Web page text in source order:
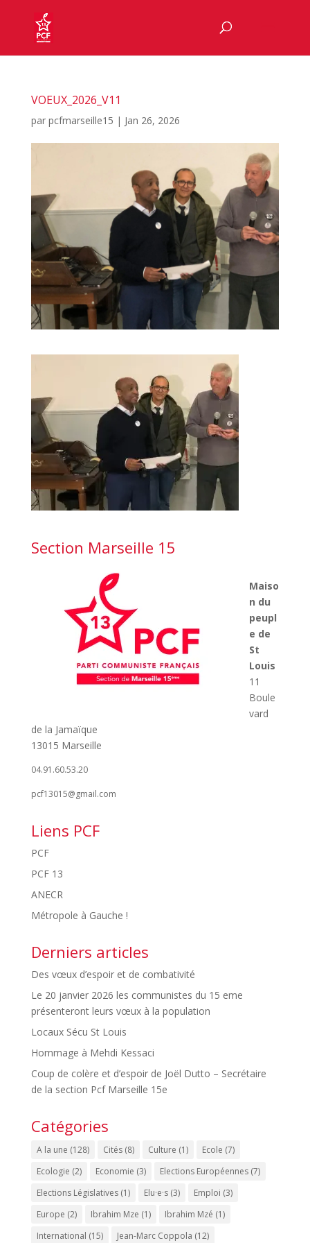
VOEUX_2026_V11
par pcfmarseille15 | Jan 26, 2026
Section Marseille 15
Maiso
n du
peupl
e de
St
Louis
11
Boule
vard
de la Jamaïque
13015 Marseille
04.91.60.53.20
pcf13015@gmail.com
Liens PCF
PCF
PCF 13
ANECR
Métropole à Gauche !
Derniers articles
Des vœux d’espoir et de combativité
Le 20 janvier 2026 les communistes du 15 eme
présenteront leurs vœux à la population
Locaux Sécu St Louis
Hommage à Mehdi Kessaci
Coup de colère et d’espoir de Joël Dutto – Secrétaire
de la section Pcf Marseille 15e
Catégories
A la une (128) Cités(8) Culture (1) Ecole (7)
Ecologie (2) Economie (3) Elections Européennes(7)
Elections Législatives(1) Elu·e·s(3) Emploi (3)
Europe (2) Ibrahim Mze (1) Ibrahim Mzé (1)
International (15) Jean-Marc Coppola (12)